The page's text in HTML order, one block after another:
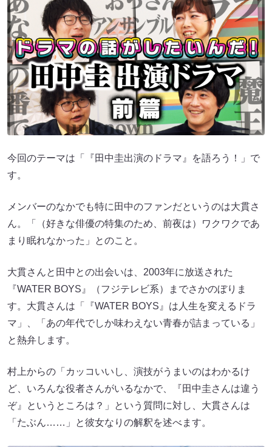
今回のテーマは「『田中圭出演のドラマ』を語ろう！」で
す。
メンバーのなかでも特に田中のファンだというのは大貫さ
ん。「（好きな俳優の特集のため、前夜は）ワクワクであ
まり眠れなかった」とのこと。
大貫さんと田中との出会いは、2003年に放送された
『WATER BOYS』（フジテレビ系）までさかのぼりま
す。大貫さんは「『WATER BOYS』は人生を変えるドラ
マ」、「あの年代でしか味わえない青春が詰まっている」
と熱弁します。
村上からの「カッコいいし、演技がうまいのはわかるけ
ど、いろんな役者さんがいるなかで、『田中圭さんは違う
ぞ』というところは？」という質問に対し、大貫さんは
「たぶん……」と彼女なりの解釈を述べます。